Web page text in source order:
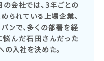
会社では、3年ごとの
られている上場企業、
ンで、多くの部署を経
悩んだ石田さんだった
の入社を決めた。